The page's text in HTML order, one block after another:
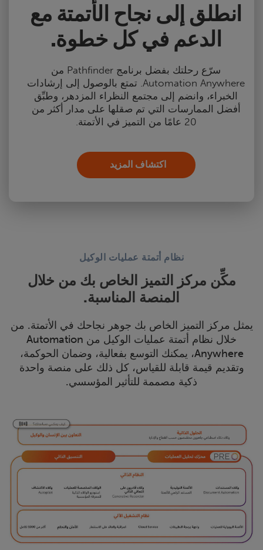
انطلق إلى نجاح الأتمتة مع
الدعم في كل خطوة.
سرّع رحلتك بفضل برنامج Pathfinder من
Automation Anywhere. تمتع بالوصول إلى إرشادات
الخبراء، وانضم إلى مجتمع النظراء المزدهر، وطبِّق
أفضل الممارسات التي تم صقلها على مدار أكثر من
20 عامًا من التميز في الأتمتة.
اكتشاف المزيد
نظام أتمتة عمليات الوكيل
مكِّن مركز التميز الخاص بك من خلال
المنصة المناسبة.
يمثل مركز التميز الخاص بك جوهر نجاحك في الأتمتة. من
خلال نظام أتمتة عمليات الوكيل من Automation
Anywhere، يمكنك التوسع بفعالية، وضمان الحوكمة،
وتقديم قيمة قابلة للقياس، كل ذلك على منصة واحدة
ذكية مصممة للتأثير المؤسسي.